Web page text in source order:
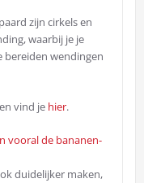
zijn cirkels en
waarbij je je
bereiden wendingen
vind je hier.
vooral de bananen-
duidelijker maken,